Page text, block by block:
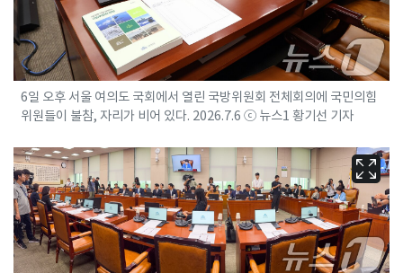
6일 오후 서울 여의도 국회에서 열린 국방위원회 전체회의에 국민의힘
위원들이 불참, 자리가 비어 있다. 2026.7.6 ⓒ 뉴스1 황기선 기자